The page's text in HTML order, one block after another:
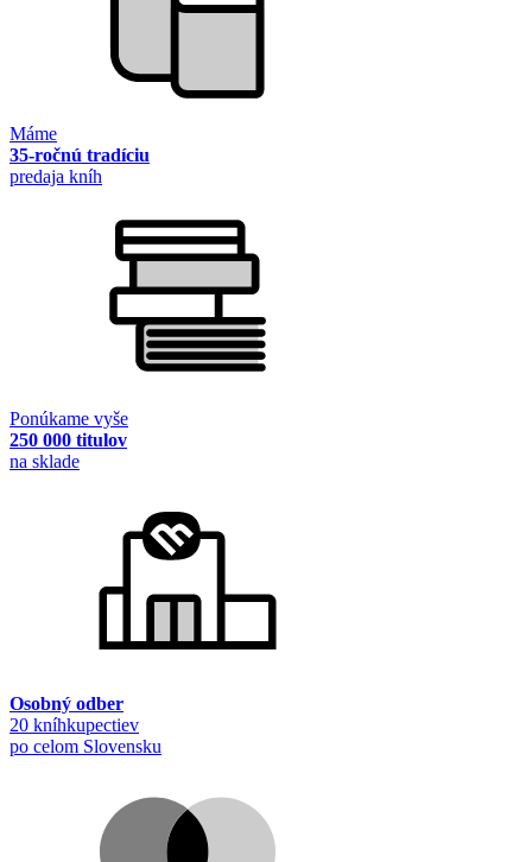
Máme
35-ročnú tradíciu
predaja kníh
Ponúkame vyše
250 000 titulov
na sklade
Osobný odber
20 kníhkupectiev
po celom Slovensku